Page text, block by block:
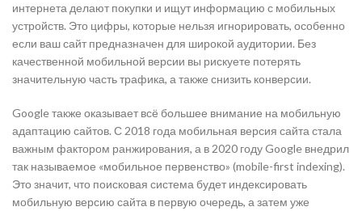
интернета делают покупки и ищут информацию с мобильных
устройств. Это цифры, которые нельзя игнорировать, особенно
если ваш сайт предназначен для широкой аудитории. Без
качественной мобильной версии вы рискуете потерять
значительную часть трафика, а также снизить конверсии.
Google также оказывает всё большее внимание на мобильную
адаптацию сайтов. С 2018 года мобильная версия сайта стала
важным фактором ранжирования, а в 2020 году Google внедрил
так называемое «мобильное первенство» (mobile-first indexing).
Это значит, что поисковая система будет индексировать
мобильную версию сайта в первую очередь, а затем уже